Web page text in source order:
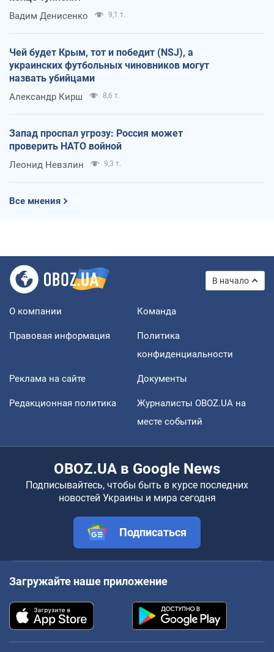
Вадим Денисенко 9,1 т.
Чей будет Крым, тот и победит (NSJ), а
украинских футбольных чиновников могут
назвать убийцами
Александр Кирш 8,6 т.
Запад проспал угрозу: Россия может
проверить НАТО войной
Леонид Невзлин 9,3 т.
Все мнения
В начало
О компании Команда
Правовая информация
Политика
конфиденциальности
Реклама на сайте Документы
Редакционная политика
Журналисты OBOZ.UA на
месте событий
OBOZ.UA в Google News
Подписывайтесь, чтобы быть в курсе последних
новостей Украины и мира сегодня
Подписаться
Загружайте наше приложение